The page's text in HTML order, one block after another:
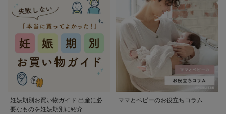
妊娠期別お買い物ガイド 出産に必
要なものを妊娠期別に紹介
ママとベビーのお役立ちコラム